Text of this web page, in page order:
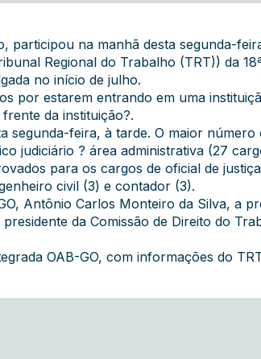
participou na manhã desta segunda-
Regional do Trabalho (TRT)) da
no início de julho.
por estarem entrando em uma
da instituição?.
segunda-feira, à tarde. O maior
judiciário ? área administrativa (27
para os cargos de oficial de
civil (3) e contador (3).
Antônio Carlos Monteiro da Silva, a
da Comissão de Direito do
OAB-GO, com informações do